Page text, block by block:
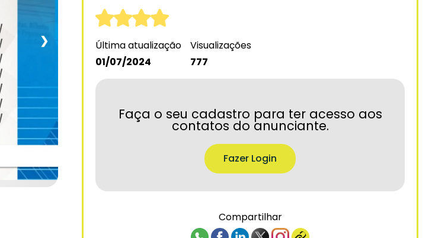
❯
Última atualização
01/07/2024
Visualizações
777
Faça o seu cadastro para ter acesso aos
contatos do anunciante.
Fazer Login
Compartilhar